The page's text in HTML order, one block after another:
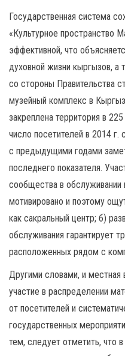
Государственная система
«Культурное пространство
эффективной, что
духовной жизни кыргызов,
со стороны Правительства
музейный комплекс в
закреплена территория в
число посетителей в 2014 г.
с предыдущими годами
последнего показателя.
сообщества в обслуживании
мотивировано и поэтому
как сакральный центр; б)
обслуживания гарантирует
расположенных рядом с
Другими словами, и
участие в распределении
от посетителей и
государственных
тем, следует отметить, что